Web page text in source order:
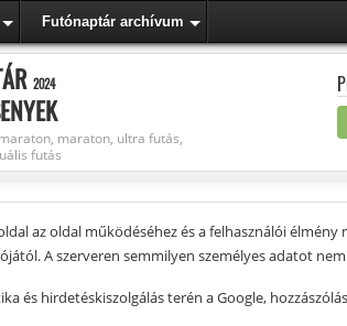
Futónaptár archívum
2024
maraton, ultra futás,
futás
az oldal működéséhez és a felhasználói
A szerveren semmilyen személyes adatot
és hirdetéskiszolgálás terén a Google,